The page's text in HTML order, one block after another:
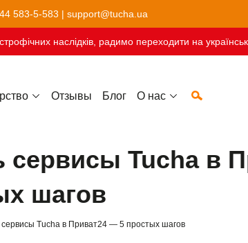
583-5-583 | support@tucha.ua
наслідків, радимо переходити на
Отзывы Блог О нас
сервисы Tucha в
шагов
сервисы Tucha в Приват24 — 5 простых шагов